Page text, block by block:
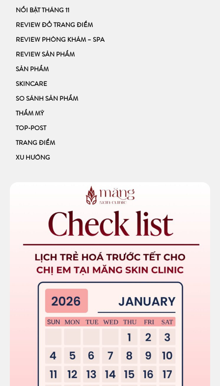
NỔI BẬT THÁNG 11
REVIEW ĐỒ TRANG ĐIỂM
REVIEW PHÒNG KHÁM – SPA
REVIEW SẢN PHẨM
SẢN PHẨM
SKINCARE
SO SÁNH SẢN PHẨM
THẨM MỸ
TOP-POST
TRANG ĐIỂM
XU HƯỚNG